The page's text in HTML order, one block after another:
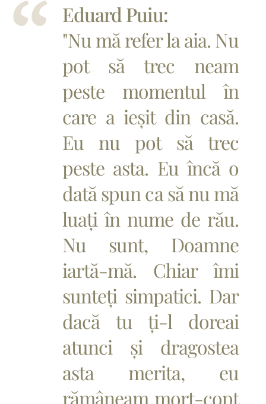
Eduard Puiu:
"Nu mă refer la aia. Nu
pot să trec neam
peste momentul în
care a ieșit din casă.
Eu nu pot să trec
peste asta. Eu încă o
dată spun ca să nu mă
luați în nume de rău.
Nu sunt, Doamne
iartă-mă. Chiar îmi
sunteți simpatici. Dar
dacă tu ți-l doreai
atunci și dragostea
asta merita, eu
rămâneam mort-copt